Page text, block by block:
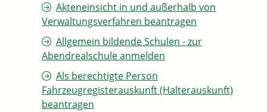
Akteneinsicht in und außerhalb von
Verwaltungsverfahren beantragen
Allgemein bildende Schulen - zur
Abendrealschule anmelden
Als berechtigte Person
Fahrzeugregisterauskunft (Halterauskunft)
beantragen